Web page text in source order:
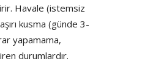
Havale (istemsiz
kusma (günde 3-
yapamama,
durumlardır.